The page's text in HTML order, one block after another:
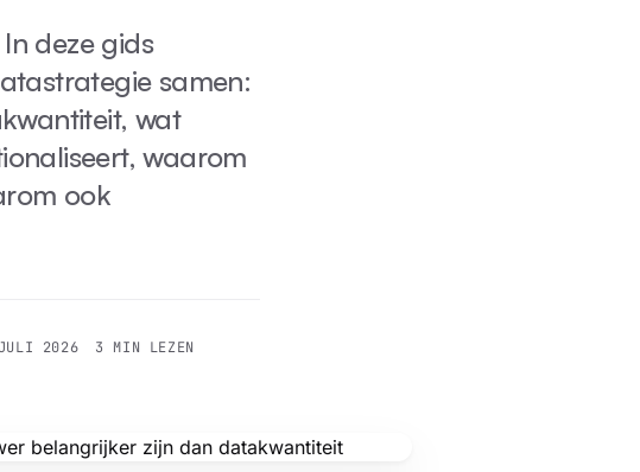
deze gids
samen:
wat
waarom
ook
2026 3 MIN LEZEN